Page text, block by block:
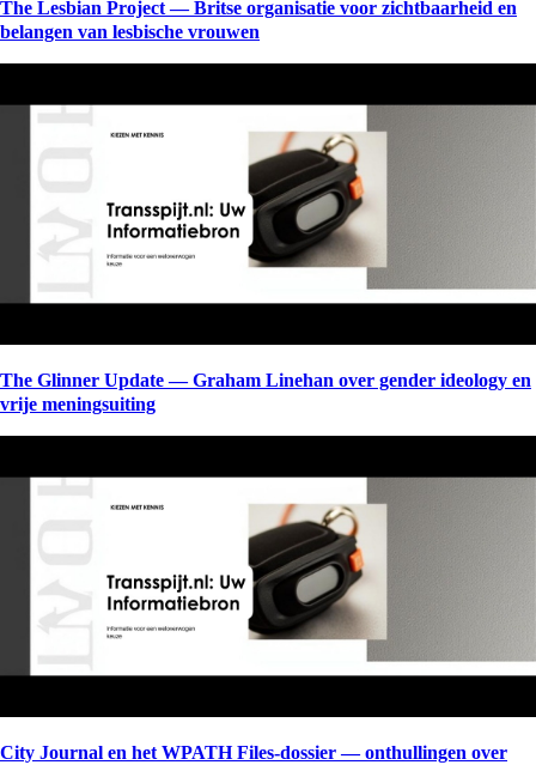
The Lesbian Project — Britse organisatie voor zichtbaarheid en
belangen van lesbische vrouwen
The Glinner Update — Graham Linehan over gender ideology en
vrije meningsuiting
City Journal en het WPATH Files-dossier — onthullingen over